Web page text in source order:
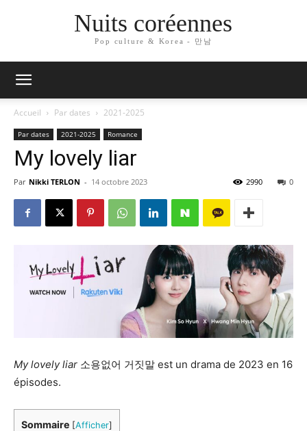
Nuits coréennes
Pop culture & Korea - 만남
Accueil Par dates 2021-2025
Par dates 2021-2025 Romance
My lovely liar
Par Nikki TERLON - 14 octobre 2023 0
2990
My lovely liar 소용없어 거짓말 est un drama de 2023 en 16
épisodes.
Sommaire [Afficher]